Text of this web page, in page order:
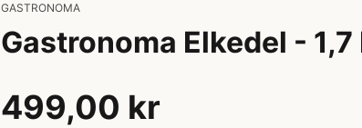
GASTRONOMA
Gastronoma Elkedel - 1,7
499,00 kr